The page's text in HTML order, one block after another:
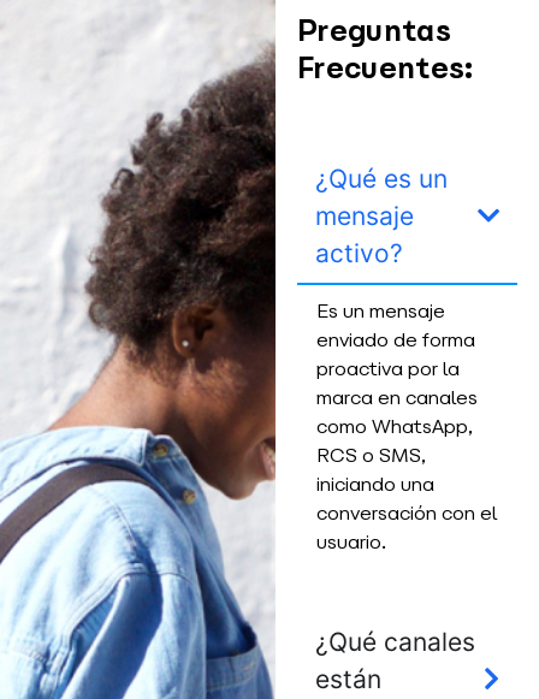
Preguntas
Frecuentes:
¿Qué es un
mensaje
activo?
Es un mensaje
enviado de forma
proactiva por la
marca en canales
como WhatsApp,
RCS o SMS,
iniciando una
conversación con el
usuario.
¿Qué canales
están